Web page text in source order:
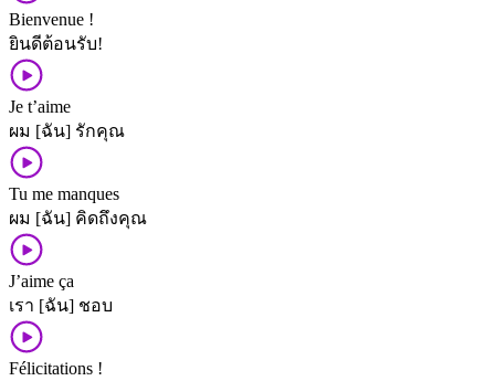
Bienvenue !
ยินดี​ต้อนรับ!
Je t’aime
ผม [ฉัน] รัก​คุณ
Tu me manques
ผม [ฉัน] คิดถึง​คุณ
J’aime ça
เรา [ฉัน] ชอบ
Félicitations !